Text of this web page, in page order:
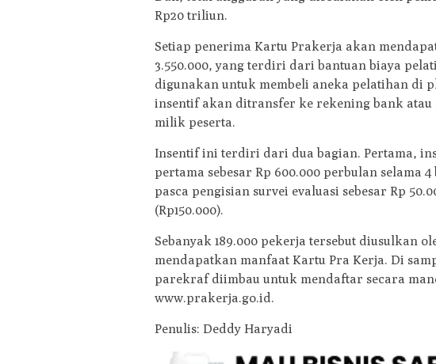
Rp20 triliun.
Setiap penerima Kartu Prakerja akan
3.550.000, yang terdiri dari bantuan biaya
digunakan untuk membeli aneka pelatihan di
insentif akan ditransfer ke rekening bank atau
milik peserta.
Insentif ini terdiri dari dua bagian. Pertama,
pertama sebesar Rp 600.000 perbulan selama
pasca pengisian survei evaluasi sebesar Rp
(Rp150.000).
Sebanyak 189.000 pekerja tersebut diusulkan
mendapatkan manfaat Kartu Pra Kerja. Di
parekraf diimbau untuk mendaftar secara
www.prakerja.go.id.
Penulis: Deddy Haryadi